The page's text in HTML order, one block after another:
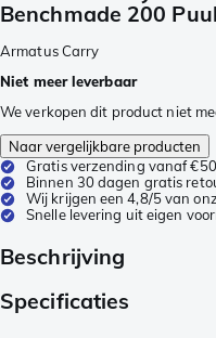
Benchmade 200
Armatus Carry
Niet meer leverbaar
We verkopen dit product niet
Naar vergelijkbare producten
Gratis verzending vanaf €50
Binnen 30 dagen gratis
Wij krijgen een 4,8/5 van
Snelle levering uit eigen
Beschrijving
Specificaties